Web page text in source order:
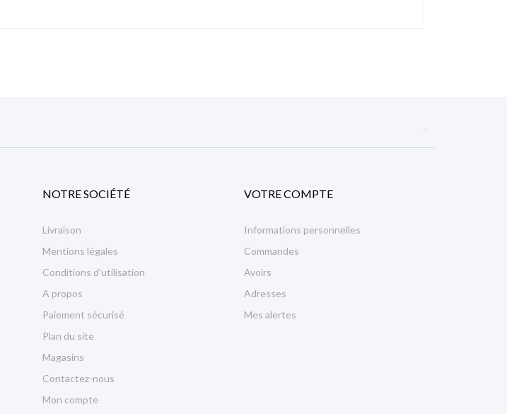

NOTRE SOCIÉTÉ
Livraison
Mentions légales
Conditions d'utilisation
A propos
Paiement sécurisé
Plan du site
Magasins
Contactez-nous
Mon compte
VOTRE COMPTE
Informations personnelles
Commandes
Avoirs
Adresses
Mes alertes